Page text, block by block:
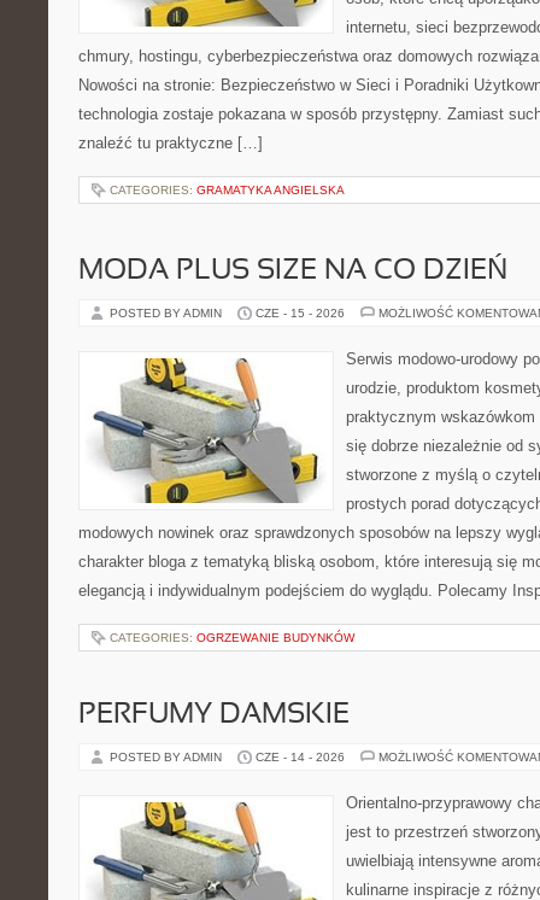
internetu, sieci
chmury, hostingu, cyberbezpieczeństwa oraz domowych
Nowości na stronie: Bezpieczeństwo w Sieci i Poradniki
technologia zostaje pokazana w sposób przystępny. Zamiast
znaleźć tu praktyczne […]
CATEGORIES: GRAMATYKA ANGIELSKA
MODA PLUS SIZE NA CO DZIEŃ
POSTED BY ADMIN CZE - 15 - 2026 MOŻLIWOŚĆ
Serwis modowo-urodowy
urodzie, produktom
praktycznym
się dobrze niezależnie od
stworzone z myślą o
prostych porad
modowych nowinek oraz sprawdzonych sposobów na lepszy
charakter bloga z tematyką bliską osobom, które interesują się
elegancją i indywidualnym podejściem do wyglądu. Polecamy
CATEGORIES: OGRZEWANIE BUDYNKÓW
PERFUMY DAMSKIE
POSTED BY ADMIN CZE - 14 - 2026 MOŻLIWOŚĆ
Orientalno-przyprawowy
jest to przestrzeń
uwielbiają intensywne
kulinarne inspiracje z